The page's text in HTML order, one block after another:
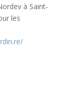
à Saint-
les